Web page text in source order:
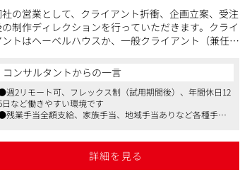
社の営業として、クライアント折衝、企画立案、受注
制作ディレクションを行っていただきます。クライ
ントはヘーベルハウスか、一般クライアント（兼任予
会社の体制として、「営業だから営業しかやらない」と
う方よりも、コピーを書いたり、デザインのディレク
ョンもしたり、プランニングをしたりと、職種の垣根
越えてマルチに対応ができる方が望ましいという考え
コンサルタントからの一言
週2リモート可、フレックス制（試用期間後）、年間休日12
日など働きやすい環境です
残業手当全額支給、家族手当、地域手当ありなど各種手当
詳細を見る